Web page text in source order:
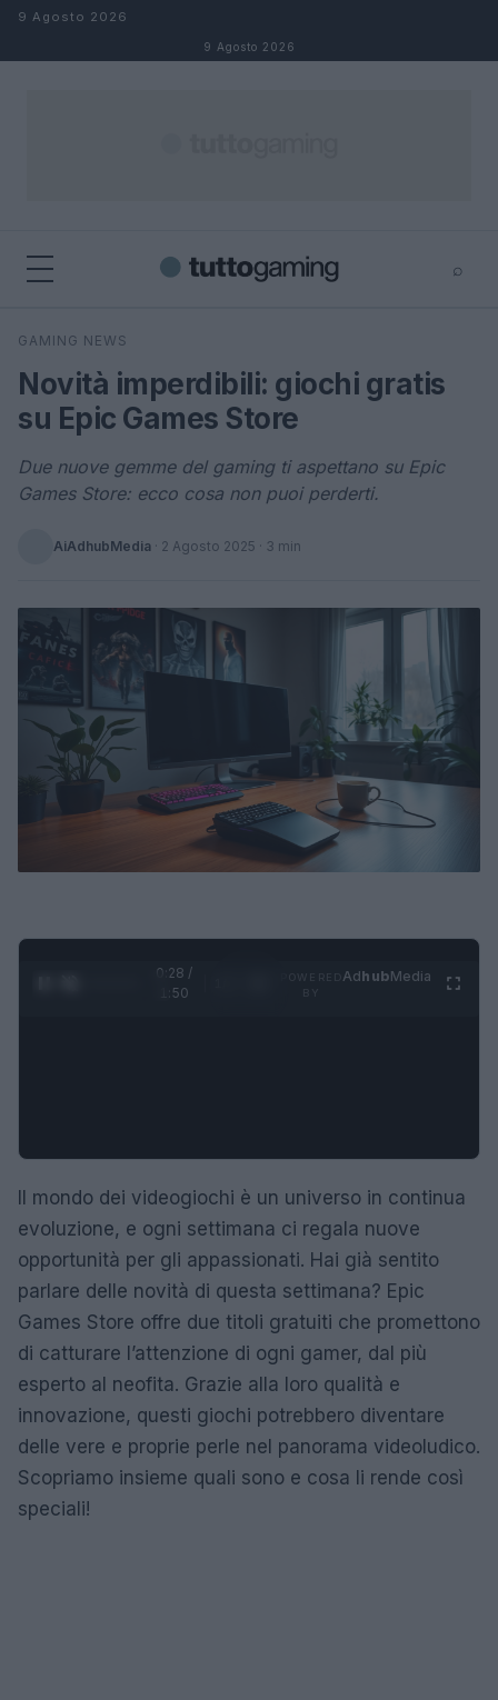
Salta al contenuto
9 Agosto 2026
9 Agosto 2026
⌕
Cerca
GAMING NEWS
Novità imperdibili: giochi gratis
su Epic Games Store
Due nuove gemme del gaming ti aspettano su Epic
Games Store: ecco cosa non puoi perderti.
AiAdhubMedia · 2 Agosto 2025 · 3 min
0:29 /
1:50
AdhubMedia
Il mondo dei videogiochi è un universo in continua
evoluzione, e ogni settimana ci regala nuove
opportunità per gli appassionati. Hai già sentito
parlare delle novità di questa settimana? Epic
Games Store offre due titoli gratuiti che promettono
di catturare l’attenzione di ogni gamer, dal più
esperto al neofita. Grazie alla loro qualità e
innovazione, questi giochi potrebbero diventare
delle vere e proprie perle nel panorama videoludico.
Scopriamo insieme quali sono e cosa li rende così
speciali!